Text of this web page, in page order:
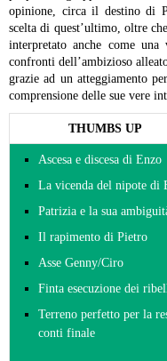
opinione, circa il destino di
scelta di quest’ultimo, oltre
interpretato anche come
confronti dell’ambizioso
grazie ad un atteggiamento
comprensione delle sue vere
THUMBS UP
Ascesa e discesa di Enzo
La vicenda del nipote di
Patrizia e la sua
Il rapimento di Pietro
Asse Genny/Ciro
Finta esecuzione dei
Terreno perfetto per la
conti finale